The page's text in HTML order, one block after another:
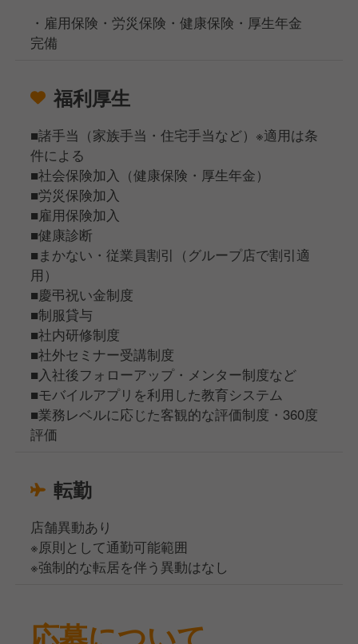
・雇用保険・労災保険・健康保険・厚生年金
完備
福利厚生
■諸手当（家族手当・住宅手当など）※適用は条
件による
■社会保険加入（健康保険・厚生年金）
■労災保険加入
■雇用保険加入
■健康診断
■まかない・従業員割引（グループ店で割引適
用）
■慶弔祝い金制度
■制服貸与
■社内研修制度
■社外セミナー受講制度
■入社後フォローアップ・メンター制度など
■モバイルアプリを利用した教育システム
■業務レベルに応じた客観的な評価制度・360度
評価
転勤
店舗異動あり
※原則として通勤可能範囲
※強制的な転居を伴う異動はなし